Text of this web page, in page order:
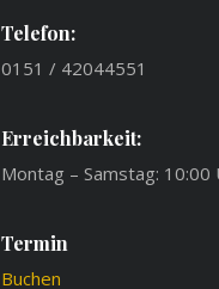
Telefon:
0151 / 42044551
Erreichbarkeit:
Montag – Samstag: 10:00
Termin
Buchen